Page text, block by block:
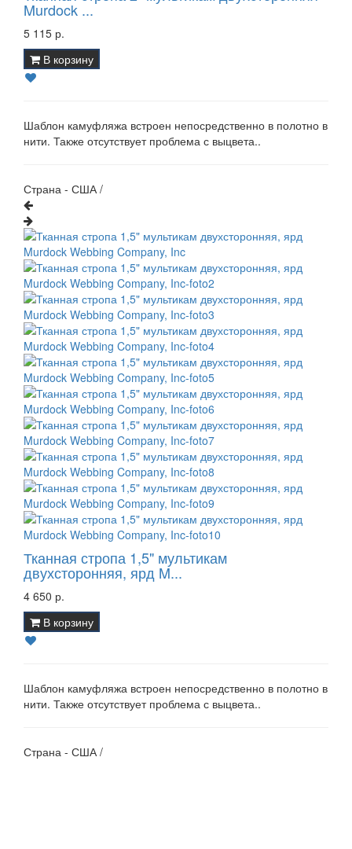
Murdock ...
5 115 р.
В корзину
Шаблон камуфляжа встроен непосредственно в полотно в
нити. Также отсутствует проблема с выцвета..
Страна - США /
Тканная стропа 1,5" мультикам
двухсторонняя, ярд M...
4 650 р.
В корзину
Шаблон камуфляжа встроен непосредственно в полотно в
нити. Также отсутствует проблема с выцвета..
Страна - США /